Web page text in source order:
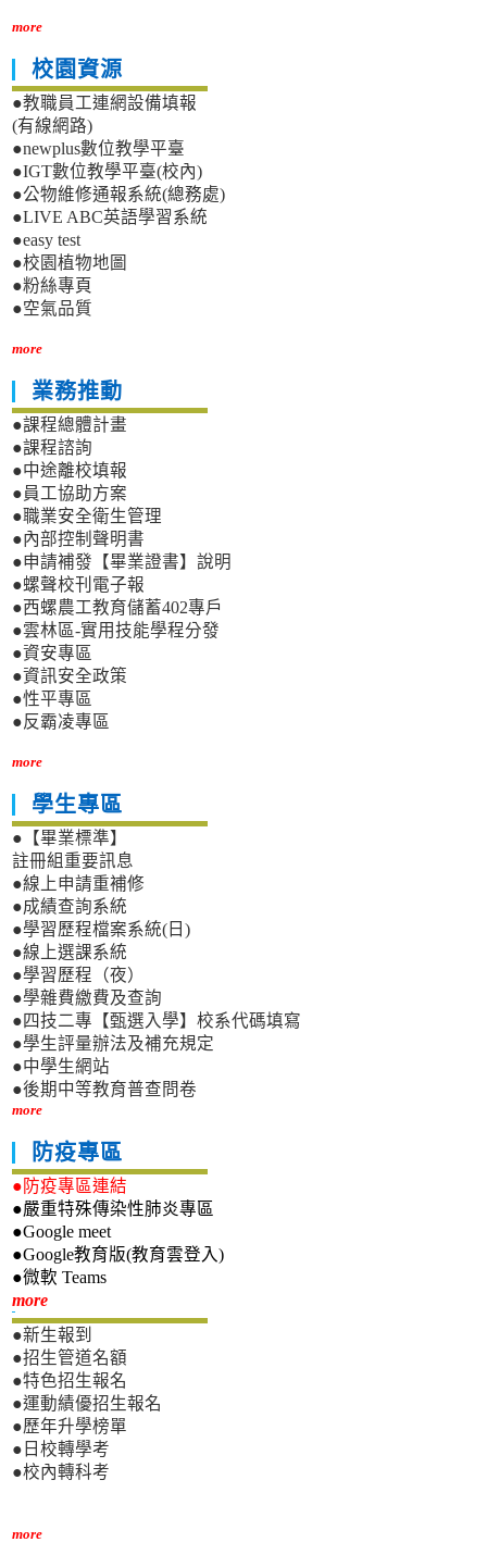
生
訊
歡
迎
踴
躍
名
more
校園資源
●教職員工連網設備填報
(有線網路)
●newplus數位教學平臺
●IGT數位教學平臺(校內)
●公物維修通報系統(總務處)
●LIVE ABC英語學習系統
●easy test
●校園植物地圖
●粉絲專頁
●空氣品質
more
業務推動
●課程總體計畫
●課程諮詢
●中途離校填報
●員工協助方案
●職業安全衛生管理
●內部控制聲明書
●申請補發【畢業證書】說明
●螺聲校刊電子報
●西螺農工教育儲蓄402專戶
●雲林區-實用技能學程分發
●資安專區
●資訊安全政策
●性平專區
●反霸凌專區
more
學生專區
●【畢業標準】
註冊組重要訊息
●線上申請重補修
●成績查詢系統
●學習歷程檔案系統(日)
●線上選課系統
●學習歷程（夜）
●學雜費繳費及查詢
●四技二專【甄選入學】校系代碼填寫
●學生評量辦法及補充規定
●中學生網站
●後期中等教育普查問卷
more
防疫專區
●防疫專區連結
●嚴重特殊傳染性肺炎專區
●Google meet
●Google教育版(教育雲登入)
●微軟 Teams
more新生專區
●新生報到
●招生管道名額
●特色招生報名
●運動績優招生報名
●歷年升學榜單
●日校轉學考
●校內轉科考
more